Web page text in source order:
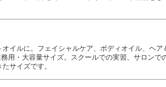
イルに。フェイシャルケア、ボディオイル、ヘア
用・大容量サイズ。スクールでの実習、サロンで
サイズです。